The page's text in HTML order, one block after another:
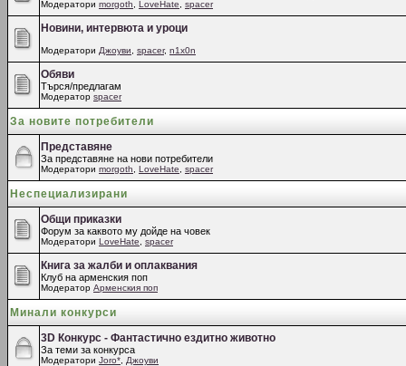
Модератори morgoth LoveHate spacer
Новини, интервюта и уроци
Модератори Джоуви spacer, n1x0n
Обяви
Търся/предлагам
Модератор spacer
За новите потребители
Представяне
За представяне на нови потребители
Модератори morgoth LoveHate spacer
Неспециализирани
Общи приказки
Форум за каквото му дойде на човек
Модератори LoveHate spacer
Книга за жалби и оплаквания
Клуб на арменския поп
Модератор Арменския поп
Минали конкурси
3D Конкурс - Фантастично ездитно животно
За теми за конкурса
Модератори Joro* Джоуви